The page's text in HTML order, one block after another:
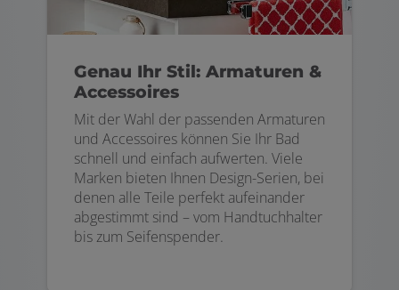
Genau Ihr Stil: Armaturen &
Accessoires
Mit der Wahl der passenden Armaturen
und Accessoires können Sie Ihr Bad
schnell und einfach aufwerten. Viele
Marken bieten Ihnen Design-Serien, bei
denen alle Teile perfekt aufeinander
abgestimmt sind – vom Handtuchhalter
bis zum Seifenspender.